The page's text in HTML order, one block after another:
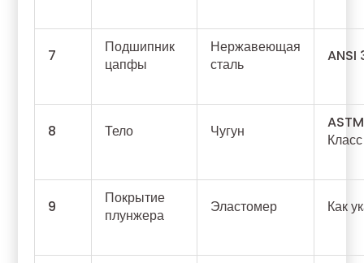
7
Подшипник
цапфы
Нержавеющая
сталь
ANSI
8 Тело Чугун
9
Покрытие
плунжера
Эластомер Как